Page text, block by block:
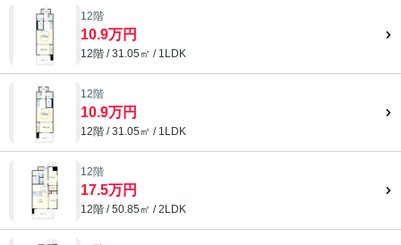
12階
10.9万円
12階 / 31.05㎡ / 1LDK
12階
10.9万円
12階 / 31.05㎡ / 1LDK
12階
17.5万円
12階 / 50.85㎡ / 2LDK